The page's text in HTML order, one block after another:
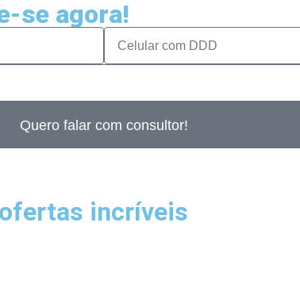
se agora!
Quero falar com consultor!
incríveis